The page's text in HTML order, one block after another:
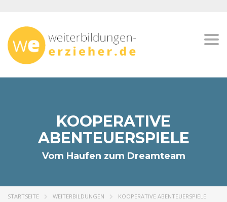
KOOPERATIVE
ABENTEUERSPIELE
Vom Haufen zum Dreamteam
STARTSEITE WEITERBILDUNGEN KOOPERATIVE ABENTEUERSPIELE